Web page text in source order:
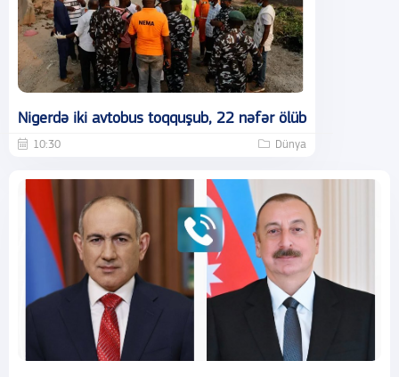
Nigerdə iki avtobus toqquşub, 22 nəfər ölüb
10:30 Dünya